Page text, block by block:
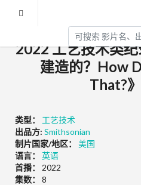
2022 工艺技术类
建造的？How
That?
类型：
工艺技术
出品方: Smithsonian
制片国家/地区：
美国
语言：
英语
首播：
2022
集数：
8